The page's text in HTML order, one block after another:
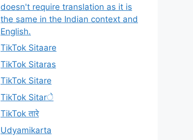
doesn't require translation as it is
the same in the Indian context and
English.
TikTok Sitaare
TikTok Sitaras
TikTok Sitare
TikTok Sitarे
TikTok तारे
Udyamikarta